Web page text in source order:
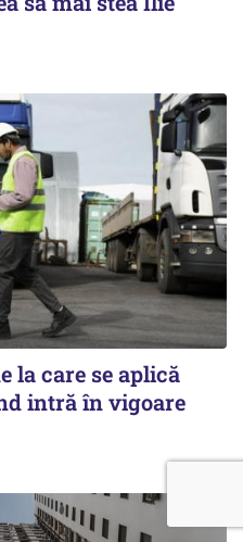
la care se aplică
intră în vigoare